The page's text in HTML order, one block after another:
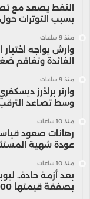
النفط يصعد مع
بسبب التوترات
منذ 9 ساعات
وارش يواجه
الفائدة وتفاقم
منذ 9 ساعات
وارنر براذرز
وسط تصاعد
منذ 10 ساعات
عودة شهية
منذ 10 ساعات
بعد أزمة حادة..
بصفقة قيمتها 400 مليون دولار